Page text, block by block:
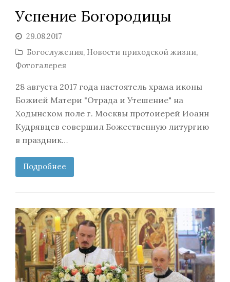
Успение Богородицы
29.08.2017
Богослужения, Новости приходской жизни,
Фотогалерея
28 августа 2017 года настоятель храма иконы
Божией Матери "Отрада и Утешение" на
Ходынском поле г. Москвы протоиерей Иоанн
Кудрявцев совершил Божественную литургию
в праздник…
Подробнее